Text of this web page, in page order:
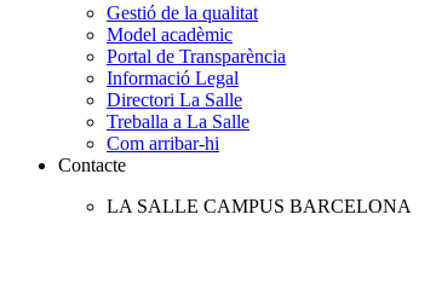
Gestió de la qualitat
Model acadèmic
Portal de Transparència
Informació Legal
Directori La Salle
Treballa a La Salle
Com arribar-hi
Contacte
LA SALLE CAMPUS BARCELONA